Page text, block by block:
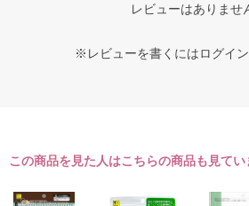
レビューはありませ
※レビューを書くにはログイン
この商品を見た人はこちらの商品も見てい